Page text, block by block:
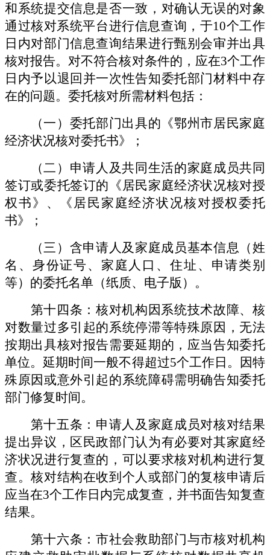
和系统提交信息是否一致，对确认无误的对象
通过核对系统平台进行信息查询，于10个工作
日内对部门信息查询结果进行甄别会审并出具
核对报告。对不符合核对条件的，应在3个工作
日内予以退回并一次性告知委托部门材料中存
在的问题。委托核对所需材料包括：
（一） 委托部门出具的《鄂州市居民家庭
经济状况核对委托书》；
（二） 申请人及共同生活的家庭成员共同
签订或委托签订的《居民家庭经济状况核对授
权书》、《居民家庭经济状况核对授权委托
书》；
（三） 含申请人及家庭成员基本信息（姓
名、身份证号、家庭人口、住址、申请类别
等）的委托名单（纸质、电子版）。
第十四条：核对机构因系统技术故障、核
对数量过多引起的系统停滞等特殊原因，无法
按期出具核对报告需要延期的，应当告知委托
单位。延期时间一般不得超过5个工作日。因特
殊原因或意外引起的系统障碍需明确告知委托
部门修复时间。
第十五条：申请人及家庭成员对核对结果
提出异议，区民政部门认为有必要对其家庭经
济状况进行复查的，可以要求核对机构进行复
查。核对结构在收到个人或部门的复核申请后
应当在3个工作日内完成复查，并书面告知复查
结果。
第十六条：市社会救助部门与市核对机构